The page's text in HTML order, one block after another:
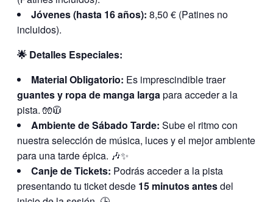
Jóvenes (hasta 16 años): 8,50 € (Patines no
incluidos).
🌟 Detalles Especiales:
Material Obligatorio: Es imprescindible traer
guantes y ropa de manga largapara acceder a la
pista. 🧤🧥
Ambiente de Sábado Tarde: Sube el ritmo con
nuestra selección de música, luces y el mejor ambiente
para una tarde épica. 🎶✨
Canje de Tickets: Podrás acceder a la pista
presentando tu ticket desde 15 minutos antesdel